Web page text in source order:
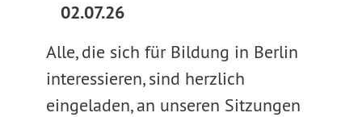
02.07.26
Alle, die sich für Bildung in Berlin
interessieren, sind herzlich
eingeladen, an unseren Sitzungen